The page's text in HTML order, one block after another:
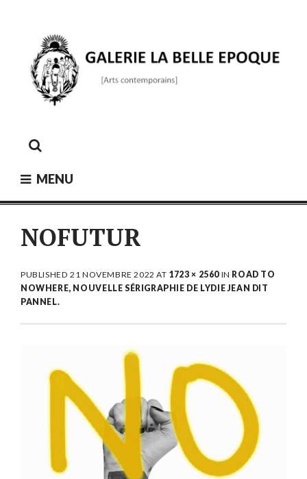
MENU
NOFUTUR
PUBLISHED21 NOVEMBRE 2022 AT 1723 × 2560IN ROAD TO
NOWHERE, NOUVELLE SÉRIGRAPHIE DE LYDIE JEAN DIT
PANNEL.